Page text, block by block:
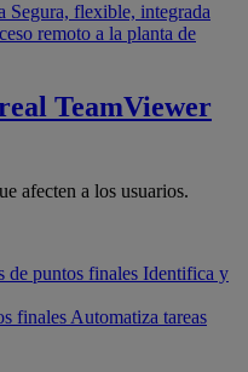
Segura, flexible, integrada
remoto a la planta de
TeamViewer
afecten a los usuarios.
de puntos finales Identifica y
finales Automatiza tareas